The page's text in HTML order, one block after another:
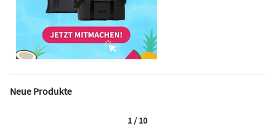
Neue Produkte
1 / 10